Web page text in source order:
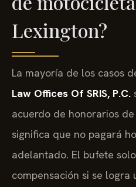
Lexington?
La mayoría de los casos
Law Offices Of SRIS, P.C.
acuerdo de honorarios
significa que no pagará
adelantado. El bufete
compensación si se logra